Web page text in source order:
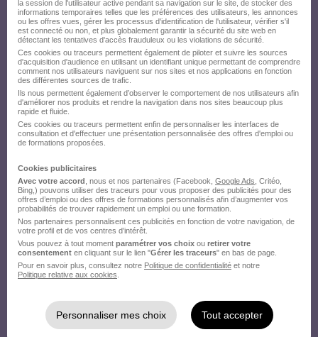
la session de l'utilisateur active pendant sa navigation sur le site, de stocker des
informations temporaires telles que les préférences des utilisateurs, les annonces
ou les offres vues, gérer les processus d'identification de l'utilisateur, vérifier s'il
est connecté ou non, et plus globalement garantir la sécurité du site web en
détectant les tentatives d'accès frauduleux ou les violations de sécurité.
Ces cookies ou traceurs permettent également de piloter et suivre les sources
d'acquisition d'audience en utilisant un identifiant unique permettant de comprendre
comment nos utilisateurs naviguent sur nos sites et nos applications en fonction
des différentes sources de trafic.
Ils nous permettent également d’observer le comportement de nos utilisateurs afin
d'améliorer nos produits et rendre la navigation dans nos sites beaucoup plus
rapide et fluide.
Ces cookies ou traceurs permettent enfin de personnaliser les interfaces de
consultation et d'effectuer une présentation personnalisée des offres d'emploi ou
de formations proposées.
Cookies publicitaires
Avec votre accord , nous et nos partenaires (Facebook, Google Ads , Critéo,
Bing,) pouvons utiliser des traceurs pour vous proposer des publicités pour des
offres d’emploi ou des offres de formations personnalisés afin d’augmenter vos
probabilités de trouver rapidement un emploi ou une formation.
Nos partenaires personnalisent ces publicités en fonction de votre navigation, de
votre profil et de vos centres d’intérêt.
Vous pouvez à tout moment paramétrer vos choix ou retirer votre
consentement en cliquant sur le lien "Gérer les traceurs" en bas de page.
Pour en savoir plus, consultez notre Politique de confidentialité et notre
Politique relative aux cookies
Personnaliser mes choix Tout accepter